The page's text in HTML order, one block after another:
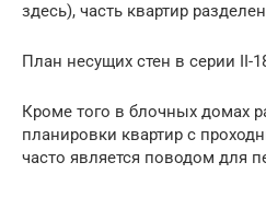
здесь), часть квартир
План несущих стен в серии II-
Кроме того в блочных домах
планировки квартир с
часто является поводом для